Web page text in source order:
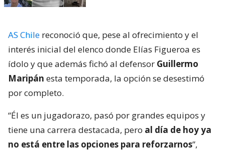
AS Chile reconoció que, pese al ofrecimiento y el
interés inicial del elenco donde Elías Figueroa es
ídolo y que además fichó al defensor Guillermo
Maripán esta temporada, la opción se desestimó
por completo.
“Él es un jugadorazo, pasó por grandes equipos y
tiene una carrera destacada, pero al día de hoy ya
no está entre las opciones para reforzarnos”,